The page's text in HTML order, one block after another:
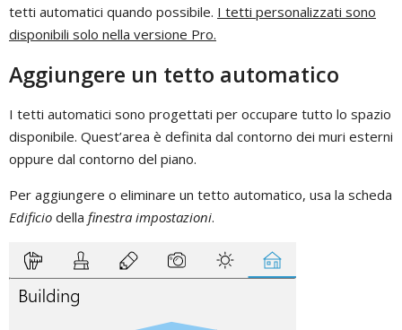
tetti automatici quando possibile. I tetti personalizzati sono
disponibili solo nella versione Pro.
Aggiungere un tetto automatico
I tetti automatici sono progettati per occupare tutto lo spazio
disponibile. Quest’area è definita dal contorno dei muri esterni
oppure dal contorno del piano.
Per aggiungere o eliminare un tetto automatico, usa la scheda
Edificio della finestra impostazioni.